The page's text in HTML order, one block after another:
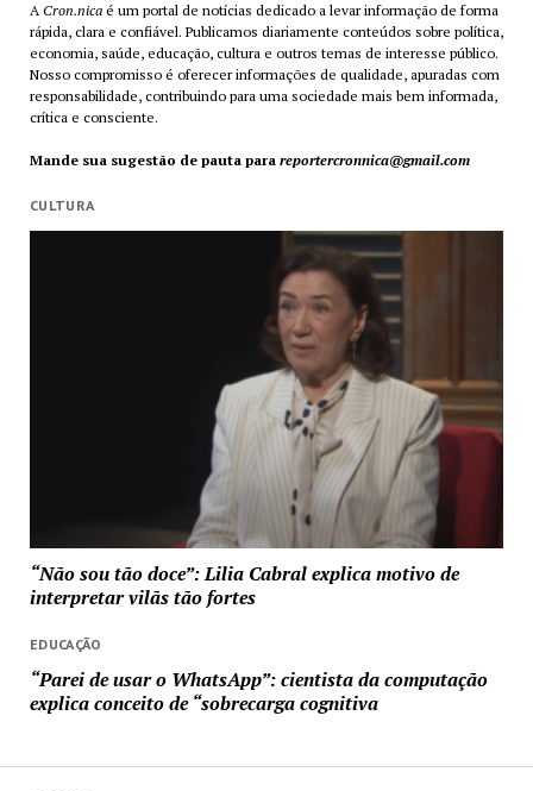
A Cron.nica é um portal de notícias dedicado a levar informação de forma
rápida, clara e confiável. Publicamos diariamente conteúdos sobre política,
economia, saúde, educação, cultura e outros temas de interesse público.
Nosso compromisso é oferecer informações de qualidade, apuradas com
responsabilidade, contribuindo para uma sociedade mais bem informada,
crítica e consciente.
Mande sua sugestão de pauta para reportercronnica@gmail.com
CULTURA
“Não sou tão doce”: Lilia Cabral explica motivo de
interpretar vilãs tão fortes
EDUCAÇÃO
“Parei de usar o WhatsApp”: cientista da computação
explica conceito de “sobrecarga cognitiva